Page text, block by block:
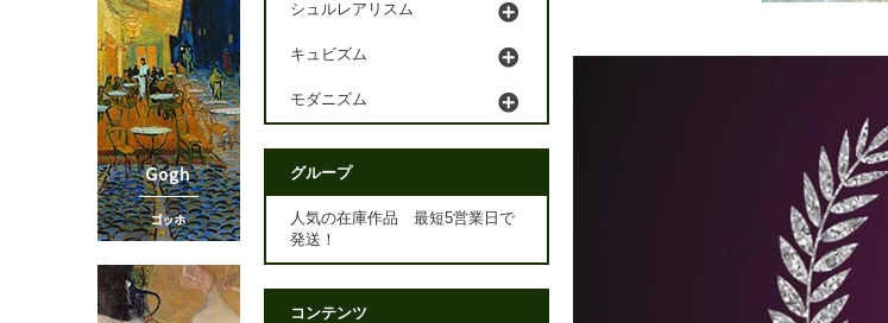
シュルレアリスム
キュビズム
モダニズム
グループ
人気の在庫作品 最短5営業日で
発送！
コンテンツ